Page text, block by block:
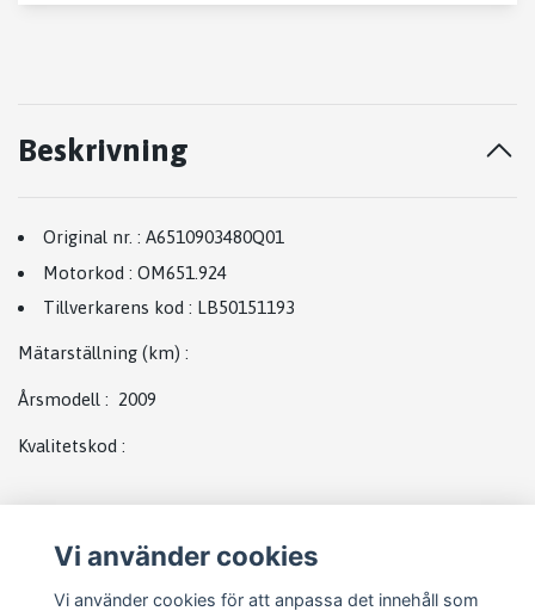
Beskrivning
Original nr. : A6510903480Q01
Motorkod : OM651.924
Tillverkarens kod : LB50151193
Mätarställning (km) :
Årsmodell : 2009
Kvalitetskod :
Vi använder cookies
Vi använder cookies för att anpassa det innehåll som